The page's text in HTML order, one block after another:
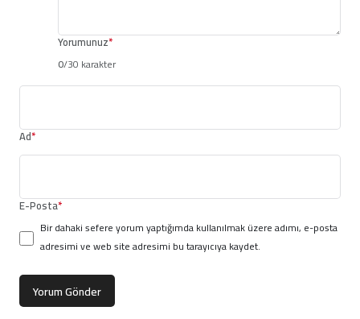
Yorumunuz*
0/30 karakter
Ad*
E-Posta*
Bir dahaki sefere yorum yaptığımda kullanılmak üzere adımı, e-posta
adresimi ve web site adresimi bu tarayıcıya kaydet.
Yorum Gönder